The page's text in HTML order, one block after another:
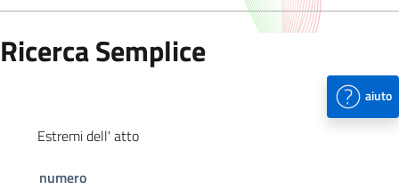
Ricerca Semplice
aiuto
Estremi dell' atto
numero